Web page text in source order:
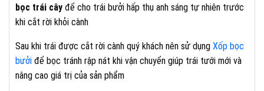
bọc trái cây để cho trái bưởi hấp thụ anh sáng tự nhiên trước
khi cắt rời khỏi cành
Sau khi trái được cắt rời cành quý khách nên sử dụng Xốp bọc
bưởi để bọc tránh rập nát khi vận chuyển giúp trái tưới mới và
nâng cao giá trị của sản phẩm